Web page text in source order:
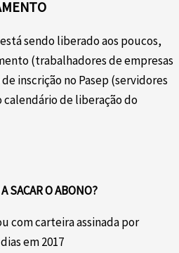
sendo liberado aos poucos,
(trabalhadores de empresas
inscrição no Pasep (servidores
calendário de liberação do
SACAR O ABONO?
com carteira assinada por
em 2017